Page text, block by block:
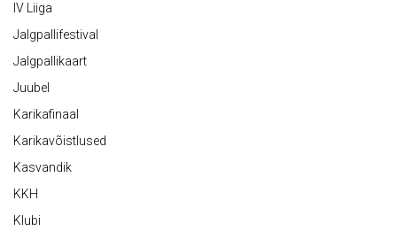
IV Liiga
Jalgpallifestival
Jalgpallikaart
Juubel
Karikafinaal
Karikavõistlused
Kasvandik
KKH
Klubi